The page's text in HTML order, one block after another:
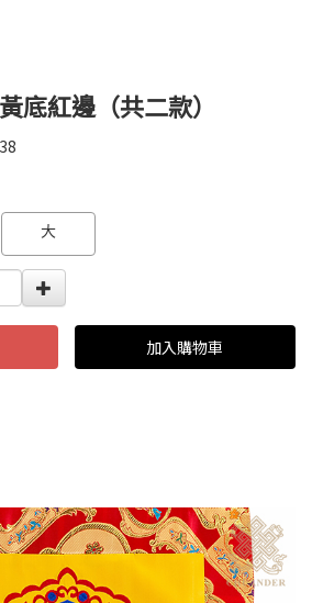
底紅邊（共二款）
GOODS000000000000000010095
大
加入購物車